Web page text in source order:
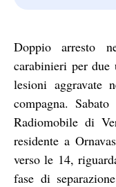
Doppio arresto
carabinieri per
lesioni aggravate
compagna.
Radiomobile di
residente a
verso le 14,
fase di